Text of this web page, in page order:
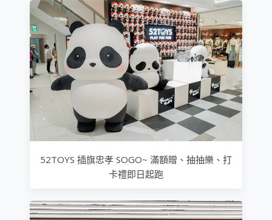
52TOYS 插旗忠孝 SOGO~ 滿額贈、抽抽樂、打
卡禮即日起跑